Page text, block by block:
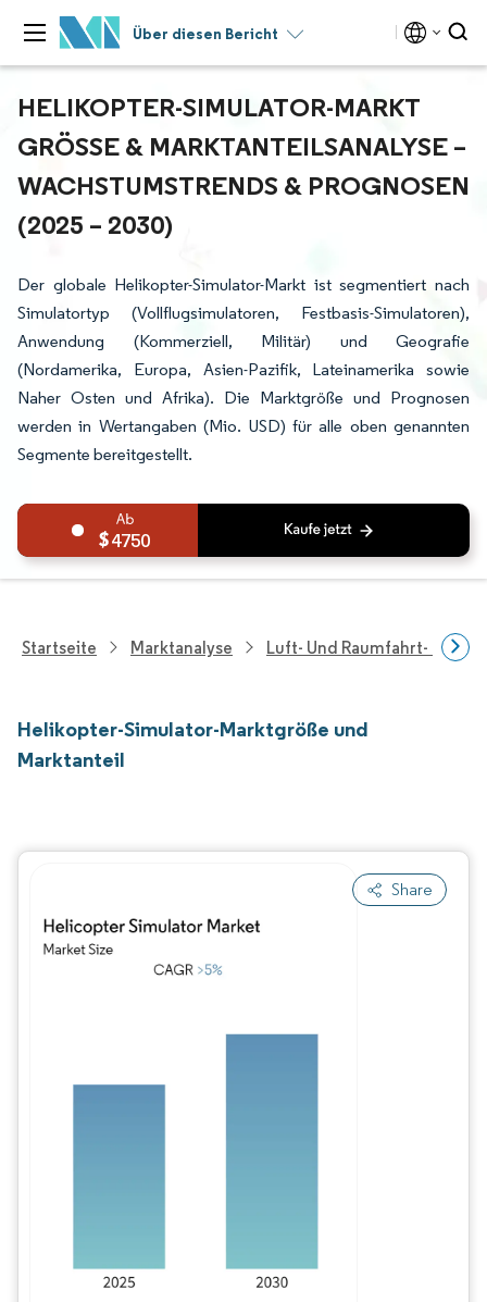
Über diesen Bericht
HELIKOPTER-SIMULATOR-MARKT
GRÖSSE & MARKTANTEILSANALYSE – W
ACHSTUMSTRENDS & PROGNOSEN (
2025 – 2030)
Der globale Helikopter-Simulator-Markt ist segmentiert nach
Simulatortyp (Vollflugsimulatoren, Festbasis-Simulatoren),
Anwendung (Kommerziell, Militär) und Geografie
(Nordamerika, Europa, Asien-Pazifik, Lateinamerika sowie
Naher Osten und Afrika). Die Marktgröße und Prognosen
werden in Wertangaben (Mio. USD) für alle oben genannten
Segmente bereitgestellt.
4750
Startseite Marktanalyse Luft- Und Raumfahrt- Und
Helikopter-Simulator-Marktgröße und
Marktanteil
Share